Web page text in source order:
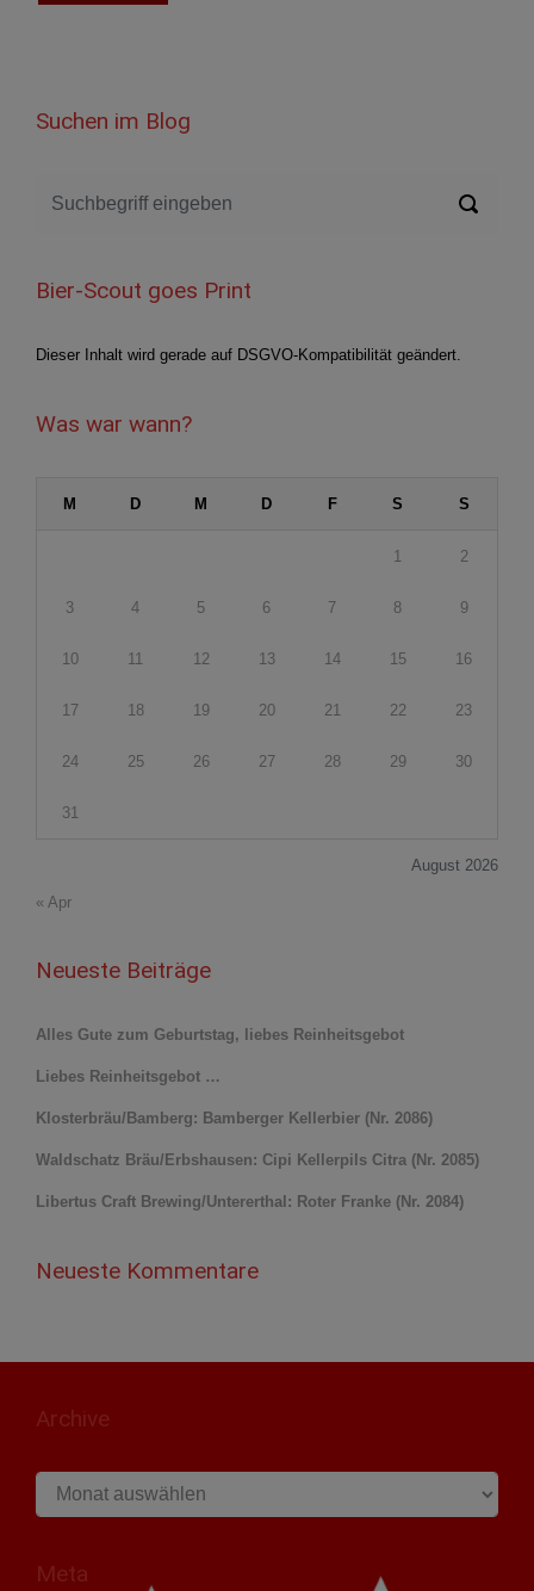
Suchen im Blog
Bier-Scout goes Print
Dieser Inhalt wird gerade auf DSGVO-Kompatibilität geändert.
Was war wann?
August 2026
M D M D F S S
1 2
3 4 5 6 7 8 9
10 11 12 13 14 15 16
17 18 19 20 21 22 23
24 25 26 27 28 29 30
31
« Apr
Neueste Beiträge
Alles Gute zum Geburtstag, liebes Reinheitsgebot
Liebes Reinheitsgebot …
Klosterbräu/Bamberg: Bamberger Kellerbier (Nr. 2086)
Waldschatz Bräu/Erbshausen: Cipi Kellerpils Citra (Nr. 2085)
Libertus Craft Brewing/Untererthal: Roter Franke (Nr. 2084)
Neueste Kommentare
Archive
Archive
Meta